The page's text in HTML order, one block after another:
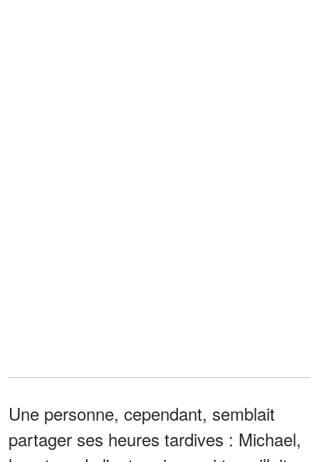
Une personne, cependant, semblait
partager ses heures tardives : Michael,